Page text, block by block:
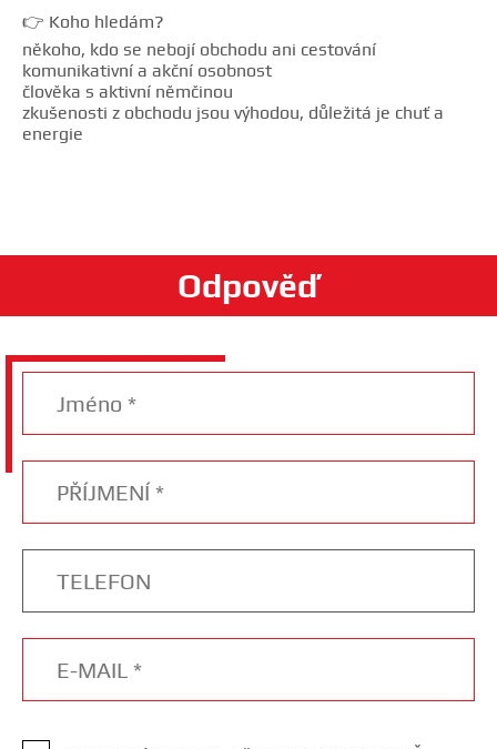
👉 Koho hledám?
někoho, kdo se nebojí obchodu ani cestování
komunikativní a akční osobnost
člověka s aktivní němčinou
zkušenosti z obchodu jsou výhodou, důležitá je chuť a
energie
Odpověď